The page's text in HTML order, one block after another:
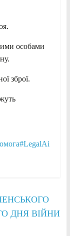
особами
зброї.
#LegalAi
ДНЯ ВІЙНИ